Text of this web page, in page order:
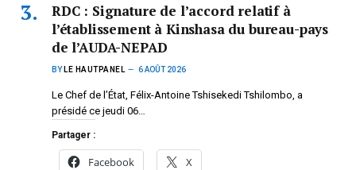
RDC : Signature de l’accord relatif à
l’établissement à Kinshasa du bureau-pays
de l’AUDA-NEPAD
BY LE HAUTPANEL 6 AOÛT 2026
Le Chef de l’État, Félix-Antoine Tshisekedi Tshilombo, a
présidé ce jeudi 06…
Partager :
Facebook X